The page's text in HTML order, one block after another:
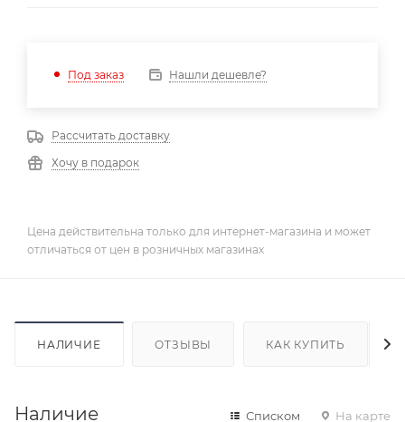
Под заказ Нашли дешевле?
Рассчитать доставку
Хочу в подарок
Цена действительна только для интернет-магазина и может
отличаться от цен в розничных магазинах
НАЛИЧИЕ ОТЗЫВЫ КАК КУПИТЬ
Наличие Списком На карте